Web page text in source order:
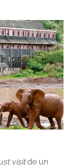
visitde un